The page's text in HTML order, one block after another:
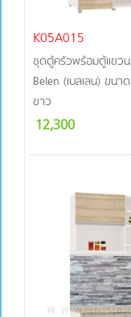
K05A015
ชุดตู้ครัวพร้อมตู้แขว
Belen (เบลเลน) ขน
ขาว
12,300